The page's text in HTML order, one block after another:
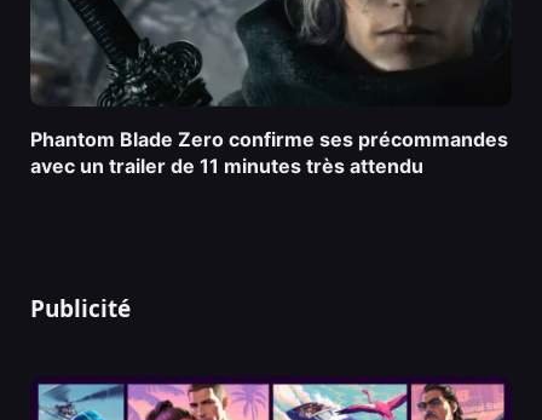
Phantom Blade Zero confirme ses précommandes
avec un trailer de 11 minutes très attendu
Publicité